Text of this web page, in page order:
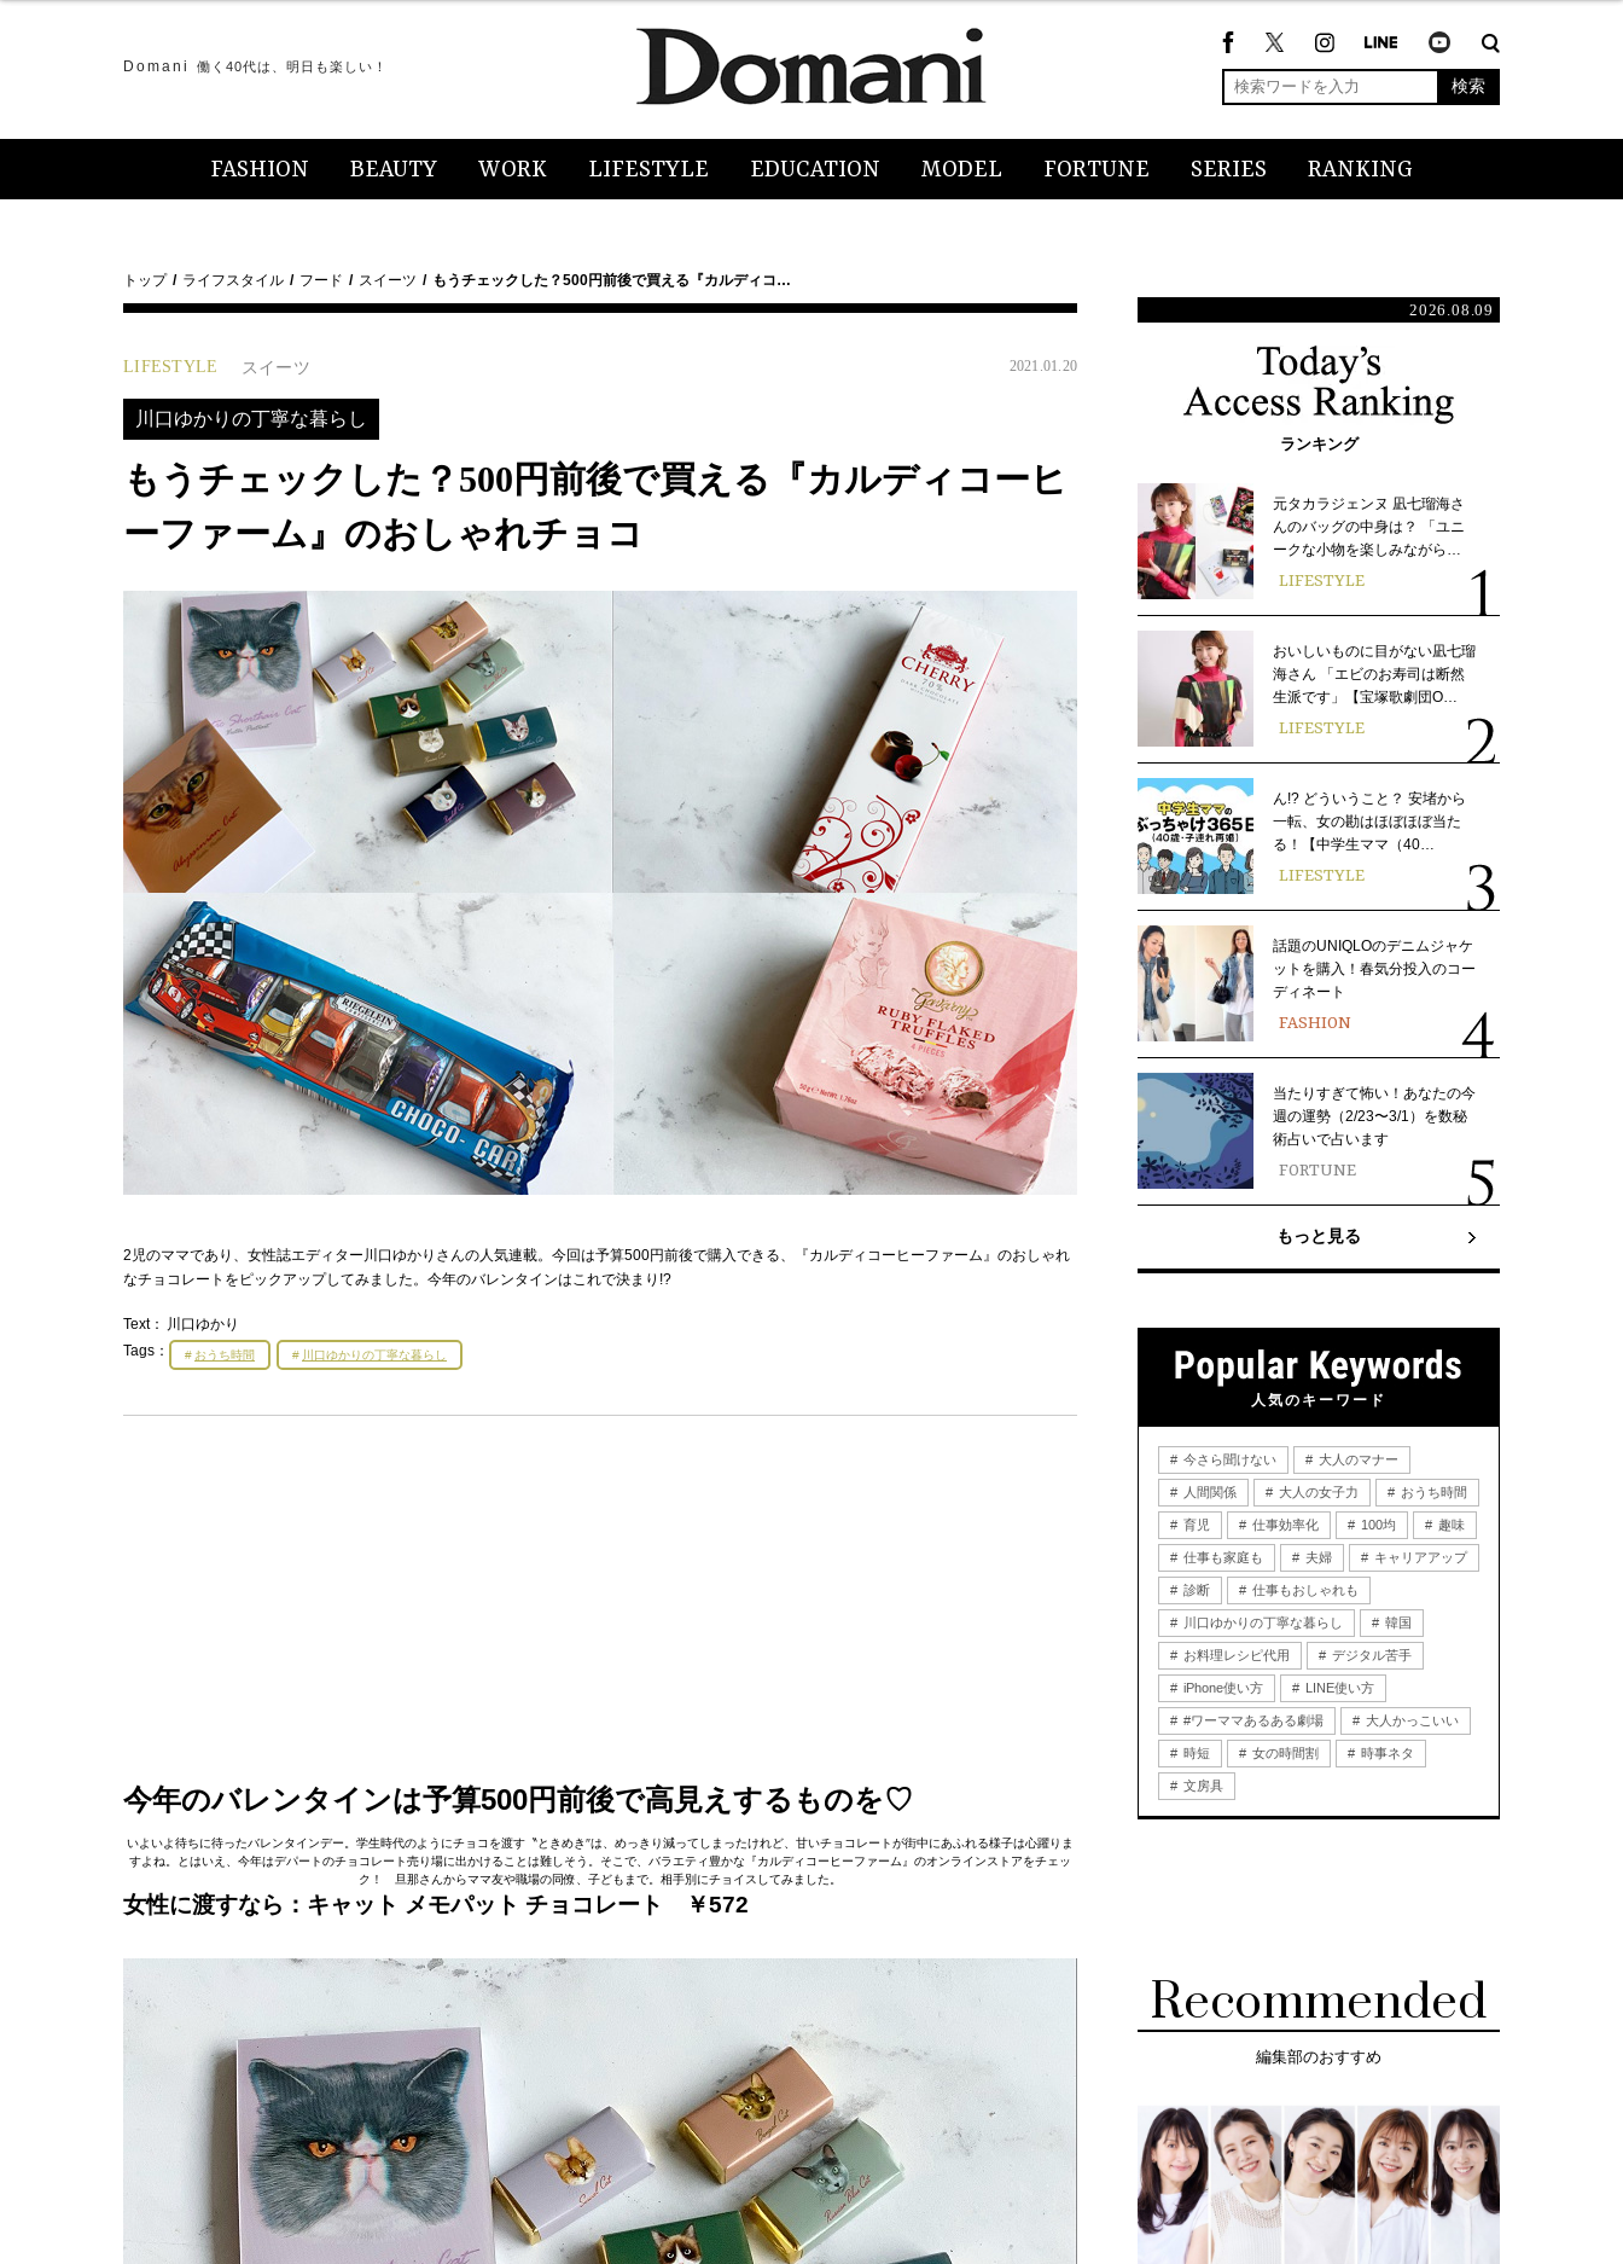
Domani 働く40代は、明日も楽しい！
検索
FASHION BEAUTY WORK LIFESTYLE EDUCATION MODEL FORTUNE SERIES RANKING
トップ ライフスタイル フード スイーツ もうチェックした？500円前後で買える『カルディコ…
LIFESTYLE スイーツ 2021.01.20
川口ゆかりの丁寧な暮らし
もうチェックした？500円前後で買える『カルディコーヒ
ーファーム』のおしゃれチョコ
2児のママであり、女性誌エディター川口ゆかりさんの人気連載。今回は予算500円前後で購入できる、『カルディコーヒーファーム』のおしゃれ
なチョコレートをピックアップしてみました。今年のバレンタインはこれで決まり!?
Text：
川口ゆかり
Tags：
おうち時間 川口ゆかりの丁寧な暮らし
今年のバレンタインは予算500円前後で高見えするものを♡
いよいよ待ちに待ったバレンタインデー。学生時代のようにチョコを渡す〝ときめき″は、めっきり減ってしまったけれど、甘いチョコレートが街中にあふれる様子は心躍りま
すよね。とはいえ、今年はデパートのチョコレート売り場に出かけることは難しそう。そこで、バラエティ豊かな『カルディコーヒーファーム』のオンラインストアをチェッ
ク！ 旦那さんからママ友や職場の同僚、子どもまで。相手別にチョイスしてみました。
女性に渡すなら： キャット メモパット チョコレート ￥572
2026.08.09
ランキング
元タカラジェンヌ 凪七瑠海さ
んのバッグの中身は？ 「ユニ
ークな小物を楽しみながら…
LIFESTYLE
おいしいものに目がない凪七瑠
海さん 「エビのお寿司は断然
生派です」【宝塚歌劇団O…
LIFESTYLE
ん!? どういうこと？ 安堵から
一転、女の勘はほぼほぼ当た
る！【中学生ママ（40…
LIFESTYLE
話題のUNIQLOのデニムジャケ
ットを購入！春気分投入のコー
ディネート
FASHION
当たりすぎて怖い！あなたの今
週の運勢（2/23〜3/1）を数秘
術占いで占います
FORTUNE
もっと見る
人気のキーワード
今さら聞けない 大人のマナー
人間関係 大人の女子力 おうち時間
育児 仕事効率化 100均 趣味
仕事も家庭も 夫婦 キャリアアップ
診断 仕事もおしゃれも
川口ゆかりの丁寧な暮らし 韓国
お料理レシピ代用 デジタル苦手
iPhone使い方 LINE使い方
#ワーママあるある劇場 大人かっこいい
時短 女の時間割 時事ネタ
文房具
Recommended
編集部のおすすめ